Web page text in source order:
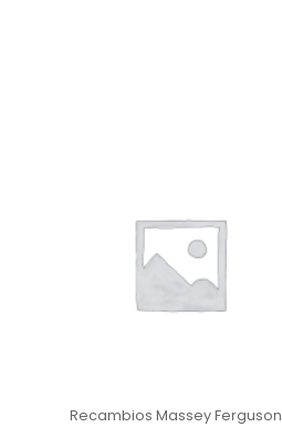
Recambios Massey Ferguson